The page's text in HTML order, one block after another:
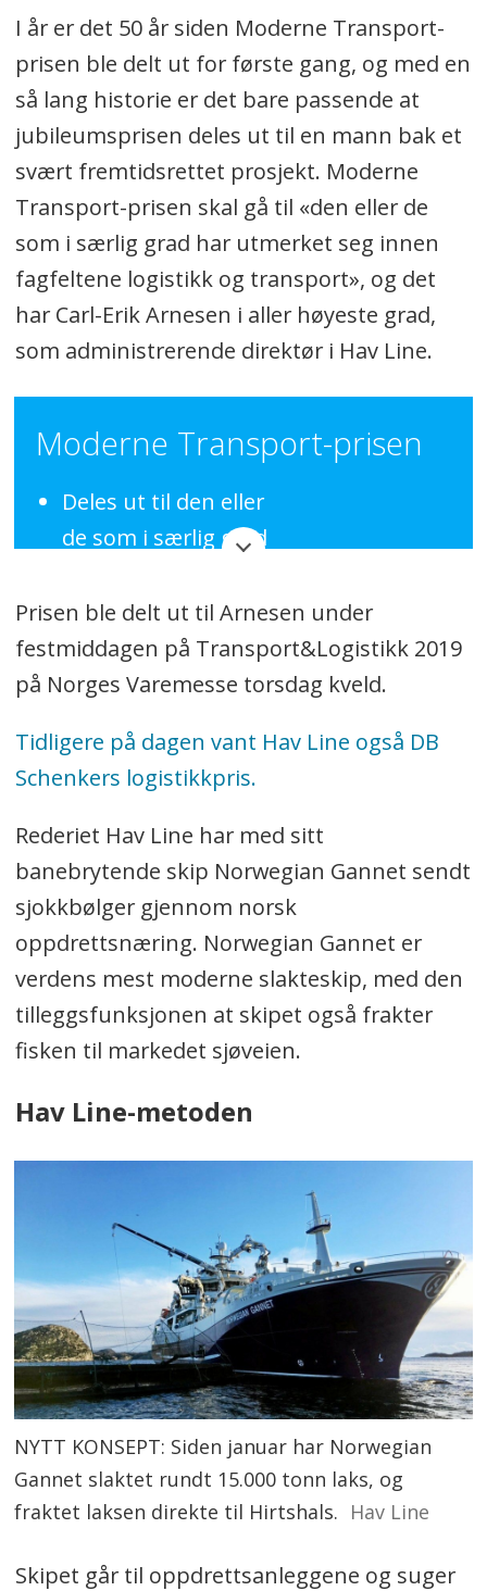
I år er det 50 år siden Moderne Transport-
prisen ble delt ut for første gang, og med en
så lang historie er det bare passende at
jubileumsprisen deles ut til en mann bak et
svært fremtidsrettet prosjekt. Moderne
Transport-prisen skal gå til «den eller de
som i særlig grad har utmerket seg innen
fagfeltene logistikk og transport», og det
har Carl-Erik Arnesen i aller høyeste grad,
som administrerende direktør i Hav Line.
Moderne Transport-prisen
Deles ut til den eller
de som i særlig grad
fagfeltene logistikk og
transport.
Delt ut hvert år siden 1969
Vinneren får heder og
ære, et innrammet diplom
kroner.
JURY:
- Eirill Bø, Handelshøyskolen
BI (juryleder)
- Lars Inge Fenes,
Logistikkforeningen
og Kremmerhuset
- Einar Olsen, Drammen
- Hans Kristian Haram,
Flowchange/Fjorårsvinner
Sekretær:
- Øyvind Ludt, redaktør
Moderne Transport
Liste over tidligere vinnere av
Moderne Transport-prisen.
Prisen ble delt ut til Arnesen under
festmiddagen på Transport&Logistikk 2019
på Norges Varemesse torsdag kveld.
Tidligere på dagen vant Hav Line også DB
Schenkers logistikkpris.
Rederiet Hav Line har med sitt
banebrytende skip Norwegian Gannet sendt
sjokkbølger gjennom norsk
oppdrettsnæring. Norwegian Gannet er
verdens mest moderne slakteskip, med den
tilleggsfunksjonen at skipet også frakter
fisken til markedet sjøveien.
Hav Line-metoden
NYTT KONSEPT: Siden januar har Norwegian
Gannet slaktet rundt 15.000 tonn laks, og
fraktet laksen direkte til Hirtshals. Hav Line
Skipet går til oppdrettsanleggene og suger